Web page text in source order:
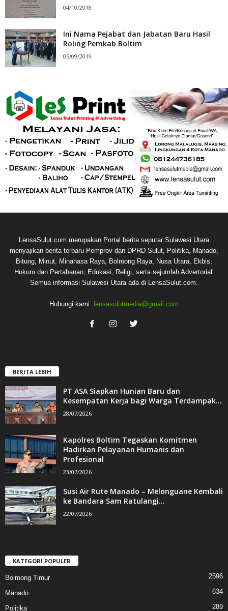
04/10/2018
Ini Nama Pejabat dan Jabatan Baru Hasil
Roling Pemkab Boltim
05/09/2019
LensaSulut.com merupakan Portal berita seputar Sulawesi Utara
menyajikan berita terbaru Pemprov dan DPRD Sulut, Politika, Manado,
Bitung, Minut, Minahasa Raya, Bolmong Raya, Nusa Utara, Ekbis,
Hukum dan Pertahanan, Edukasi, Religi, serta sejumlah Advertorial.
Semua informasi Sulawesi Utara ada di LensaSulut.com.
Hubungi kami: lensasulutmedia@gmail.com
BERITA LEBIH
PT ASA Siapkan Hunian Baru dan
Kesempatan Kerja bagi Warga Terdampak...
28/07/2026
Kapolres Boltim Tegaskan Komitmen
Hadirkan Pelayanan Humanis dan
Profesional
23/07/2026
Susi Air Rute Manado – Melonguane Kembali
ke Bandara Sam Ratulangi...
22/07/2026
KATEGORI POPULER
Bolmong Timur 2596
Manado 634
Politika 289